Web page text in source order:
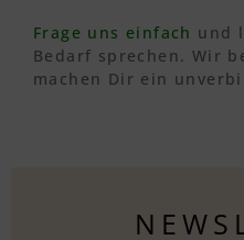
Frage uns einfach und
Bedarf sprechen. Wir
machen Dir ein